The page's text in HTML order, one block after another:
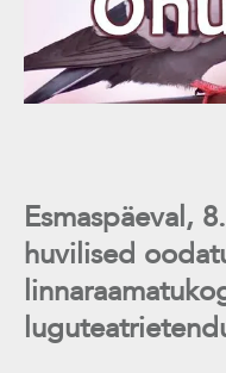
Esmaspäeval,
huvilised